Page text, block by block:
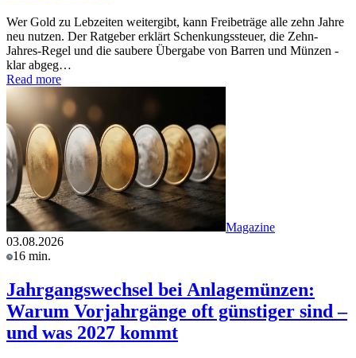
Wer Gold zu Lebzeiten weitergibt, kann Freibeträge alle zehn Jahre
neu nutzen. Der Ratgeber erklärt Schenkungssteuer, die Zehn-
Jahres-Regel und die saubere Übergabe von Barren und Münzen -
klar abgeg…
Read more
Magazine
03.08.2026
16 min.
Jahrgangswechsel bei Anlagemünzen:
Warum Vorjahrgänge oft günstiger sind –
und was 2027 kommt